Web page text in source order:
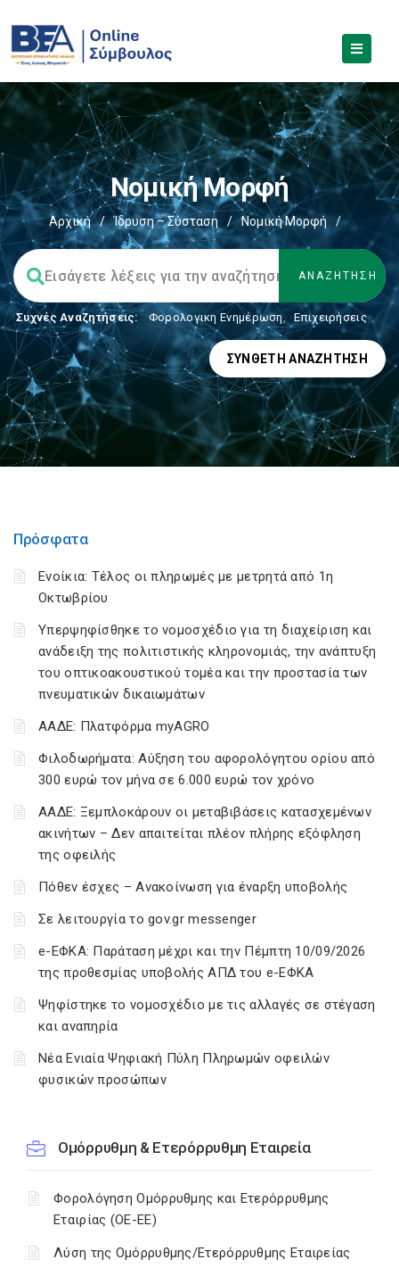
Νομική Μορφή
Αρχική / Ίδρυση – Σύσταση / Νομική Μορφή /
Συχνές Αναζητήσεις: Φορολογικη Ενημέρωση, Επιχειρήσεις
ΣΎΝΘΕΤΗ ΑΝΑΖΉΤΗΣΗ
Πρόσφατα
Ενοίκια: Τέλος οι πληρωμές με μετρητά από 1η
Οκτωβρίου
Υπερψηφίσθηκε το νομοσχέδιο για τη διαχείριση και
ανάδειξη της πολιτιστικής κληρονομιάς, την ανάπτυξη
του οπτικοακουστικού τομέα και την προστασία των
πνευματικών δικαιωμάτων
ΑΑΔΕ: Πλατφόρμα myAGRO
Φιλοδωρήματα: Αύξηση του αφορολόγητου ορίου από
300 ευρώ τον μήνα σε 6.000 ευρώ τον χρόνο
ΑΑΔΕ: Ξεμπλοκάρουν οι μεταβιβάσεις κατασχεμένων
ακινήτων – Δεν απαιτείται πλέον πλήρης εξόφληση
της οφειλής
Πόθεν έσχες – Ανακοίνωση για έναρξη υποβολής
Σε λειτουργία το gov.gr messenger
e-ΕΦΚΑ: Παράταση μέχρι και την Πέμπτη 10/09/2026
της προθεσμίας υποβολής ΑΠΔ του e-ΕΦΚΑ
Ψηφίστηκε το νομοσχέδιο με τις αλλαγές σε στέγαση
και αναπηρία
Νέα Ενιαία Ψηφιακή Πύλη Πληρωμών οφειλών
φυσικών προσώπων
Ομόρρυθμη & Ετερόρρυθμη Εταιρεία
Φορολόγηση Ομόρρυθμης και Ετερόρρυθμης
Εταιρίας (ΟΕ-ΕΕ)
Λύση της Ομόρρυθμης/Ετερόρρυθμης Εταιρείας